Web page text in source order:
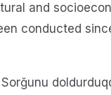
and
conducted